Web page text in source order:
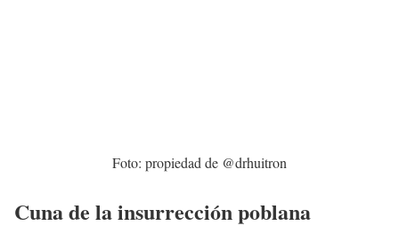
Foto: propiedad de @drhuitron
Cuna de la insurrección poblana